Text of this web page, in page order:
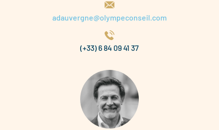
adauvergne@olympeconseil.com
(+33) 6 84 09 41 37